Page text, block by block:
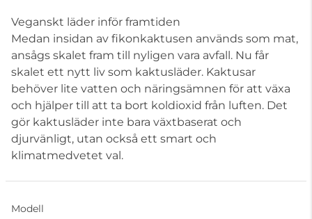
Veganskt läder inför framtiden
Medan insidan av fikonkaktusen används som mat,
ansågs skalet fram till nyligen vara avfall. Nu får
skalet ett nytt liv som kaktusläder. Kaktusar
behöver lite vatten och näringsämnen för att växa
och hjälper till att ta bort koldioxid från luften. Det
gör kaktusläder inte bara växtbaserat och
djurvänligt, utan också ett smart och
klimatmedvetet val.
Modell